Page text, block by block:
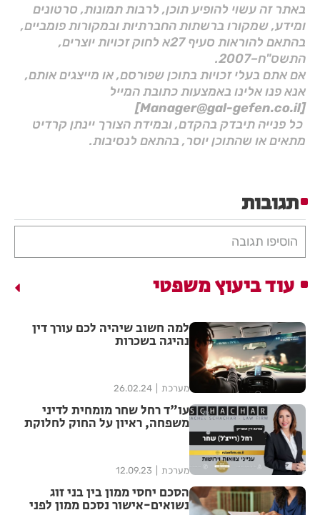
באתר זה עשוי להופיע תוכן, לרבות תמונות, סרטונים
ומידע, שמקורו ברשתות החברתיות ובמקורות פומביים,
בהתאם להוראות סעיף 27א לחוק זכויות יוצרים,
התשס"ח–2007.
אם אתם בעלי זכויות בתוכן שפורסם, או מייצגים אותם,
אנא פנו אלינו באמצעות כתובת המייל
[Manager@gal-gefen.co.il]
כל פנייה תיבדק בהקדם, ובמידת הצורך יינתן קרדיט
מתאים או שהתוכן יוסר, בהתאם לנסיבות.
תגובות
הוסיפו תגובה
עוד ביעוץ משפטי
למה חשוב שיהיה לכם עורך דין
נהיגה בשכרות
מערכת 26.02.24
עו"ד רחל שחר מומחית לדיני
משפחה, ראיון על החוק לחלוקת
חסכון פנסיוני מטרות עיקריות
מערכת 12.09.23
הסכם יחסי ממון בין בני זוג
נשואים-אישור נסכם ממון לפני